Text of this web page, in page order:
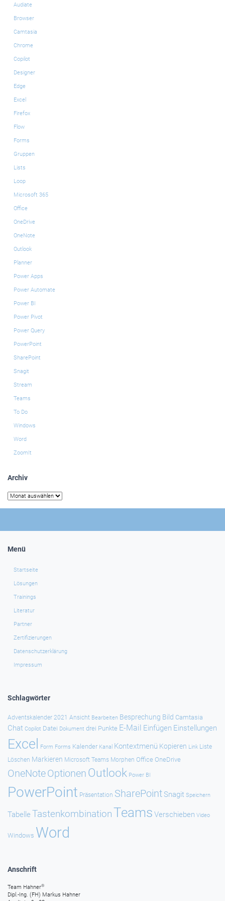
Audiate
Browser
Camtasia
Chrome
Copilot
Designer
Edge
Excel
Firefox
Flow
Forms
Gruppen
Lists
Loop
Microsoft 365
Office
OneDrive
OneNote
Outlook
Planner
Power Apps
Power Automate
Power BI
Power Pivot
Power Query
PowerPoint
SharePoint
Snagit
Stream
Teams
To Do
Windows
Word
ZoomIt
Archiv
Archiv
Menü
Startseite
Lösungen
Trainings
Literatur
Partner
Zertifizierungen
Datenschutzerklärung
Impressum
Schlagwörter
Adventskalender 2021 Ansicht Bearbeiten Besprechung Bild Camtasia
Chat Copilot Datei Dokument drei Punkte E-Mail Einfügen Einstellungen
Excel Form Forms Kalender Kanal Kontextmenü Kopieren Link Liste
Löschen Markieren Microsoft Teams Morphen Office OneDrive
OneNoteOptionen Outlook Power BI
PowerPoint Präsentation SharePointSnagit Speichern
Tabelle TastenkombinationTeams Verschieben Video
Windows Word
Anschrift
Team Hahner®
Dipl.-Ing. (FH) Markus Hahner